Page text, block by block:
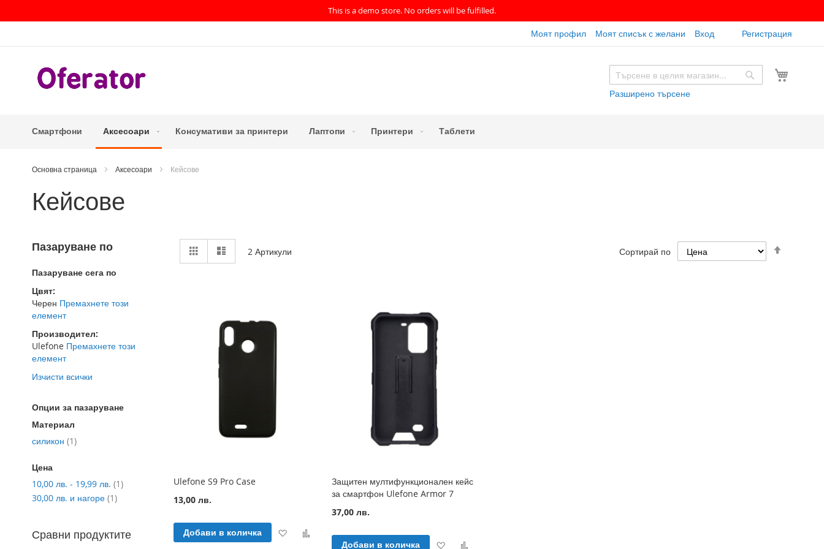
This is a demo store. No orders will be fulfilled.
Моят профил Моят списък с желани Вход Регистрация
Търсене
Разширено търсене
Търсене
Смартфони Аксесоари Консумативи за принтери Лаптопи Принтери Таблети
Основна страница Аксесоари Кейсове
Кейсове
Виж
като
Решетка Списък
2 Артикули Сортирай по
Ulefone S9 Pro Case
13,00 лв.
Добави в количка
Добави
Защитен мултифункционален кейс
за смартфон Ulefone Armor 7
37,00 лв.
Добави в количка
Добави
Пазаруване по
Пазаруване сега по
Цвят
Черен Премахнете този
елемент
Производител
Ulefone Премахнете този
елемент
Изчисти всички
Опции за пазаруване
Материал
силикон 1артикул
Цена
10,00 лв. - 19,99 лв. 1артикул
30,00 лв. и нагоре 1артикул
Сравни продуктите